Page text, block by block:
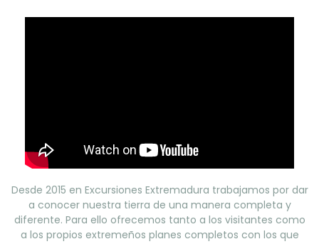
Desde 2015 en Excursiones Extremadura trabajamos por dar
a conocer nuestra tierra de una manera completa y
diferente. Para ello ofrecemos tanto a los visitantes como
a los propios extremeños planes completos con los que